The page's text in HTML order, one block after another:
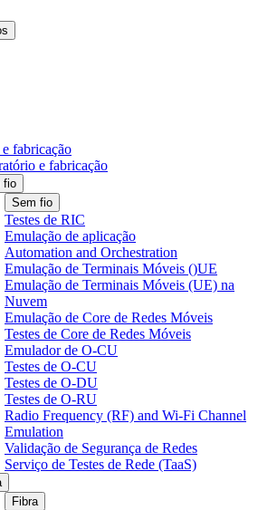
fabricação
e fabricação
fio
Sem fio
Testes de RIC
Emulação de aplicação
Automation and Orchestration
Emulação de Terminais Móveis ()UE
Emulação de Terminais Móveis (UE) na
Nuvem
Emulação de Core de Redes Móveis
Testes de Core de Redes Móveis
Emulador de O-CU
Testes de O-CU
Testes de O-DU
Testes de O-RU
Radio Frequency (RF) and Wi-Fi Channel
Emulation
Validação de Segurança de Redes
Serviço de Testes de Rede (TaaS)
Fibra